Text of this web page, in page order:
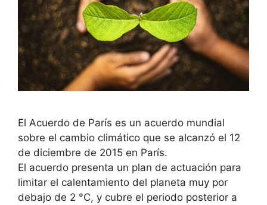
El Acuerdo de París es un acuerdo mundial
sobre el cambio climático que se alcanzó el 12
de diciembre de 2015 en París.
El acuerdo presenta un plan de actuación para
limitar el calentamiento del planeta muy por
debajo de 2 °C, y cubre el periodo posterior a